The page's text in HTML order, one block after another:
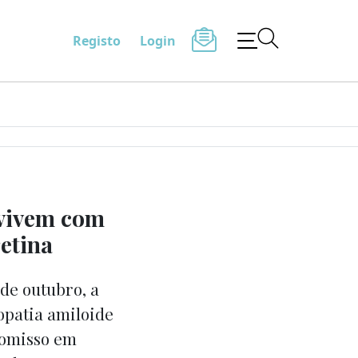
Registo Login
com
outubro, a
amiloide
em